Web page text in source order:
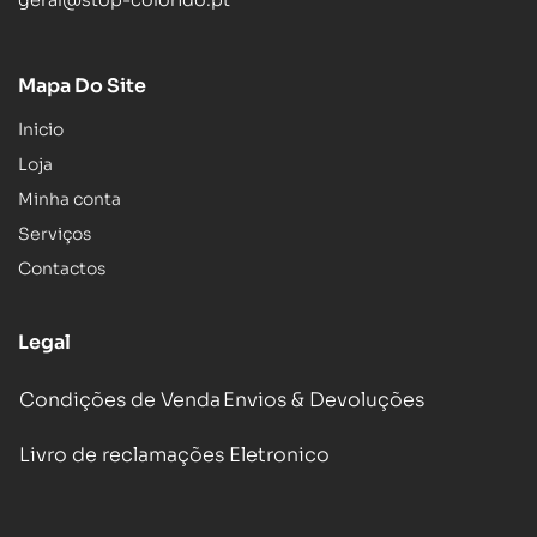
Mapa Do Site
Inicio
Loja
Minha conta
Serviços
Contactos
Legal
Condições de VendaEnvios & Devoluções
Livro de reclamações Eletronico